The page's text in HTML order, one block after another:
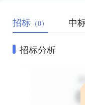
招标 （0） 中
招标分析